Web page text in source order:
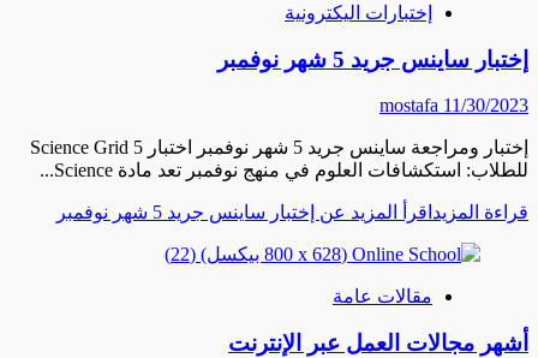
إختبارات اليكترونية
إختبار ساينس جريد 5 شهر نوفمبر
mostafa 11/30/2023
إختبار ومراجعة ساينس جريد 5 شهر نوفمبر اختبار Science Grid 5
للطلاب: استكشافات العلوم في منهج نوفمبر تعد مادة Science...
قراءة المزيد اقرأ المزيد عن إختبار ساينس جريد 5 شهر نوفمبر
مقالات عامة
أشهر مجالات العمل عبر الإنترنت